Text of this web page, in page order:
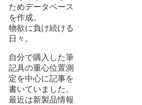
ためデータベース
を作成。
物欲に負け続ける
日々。
自分で購入した筆
記具の重心位置測
定を中心に記事を
書いていました。
最近は新製品情報